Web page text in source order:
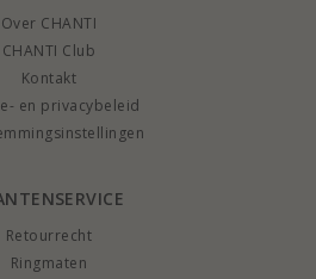
Over CHANTI
CHANTI Club
Kontakt
en privacybeleid
Retourrecht
Ringmaten